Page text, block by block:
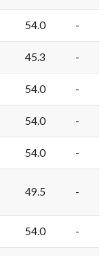
54.0 -
45.3 -
54.0 -
54.0 -
54.0 -
49.5 -
54.0 -